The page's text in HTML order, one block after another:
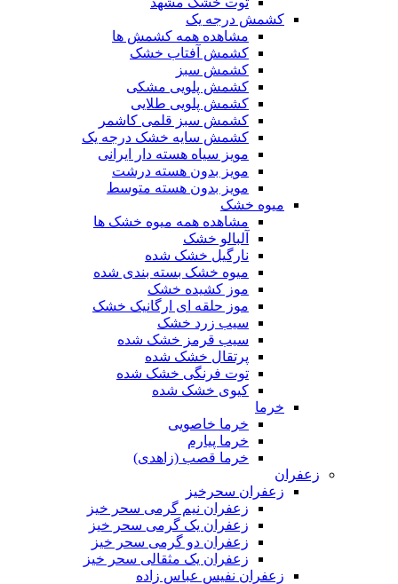
کشمش درجه یک
مشاهده همه کشمش ها
کشمش آفتاب خشک
کشمش سبز
کشمش پلویی مشکی
کشمش پلویی طلایی
کشمش سبز قلمی کاشمر
کشمش سایه خشک درجه یک
مویز سیاه هسته دار ایرانی
مویز بدون هسته درشت
مویز بدون هسته متوسط
میوه خشک
مشاهده همه میوه خشک ها
آلبالو خشک
نارگیل خشک شده
میوه خشک بسته بندی شده
موز کشیده خشک
موز حلقه ای ارگانیک خشک
سیب زرد خشک
سیب قرمز خشک شده
پرتقال خشک شده
توت فرنگی خشک شده
کیوی خشک شده
خرما
خرما خاصویی
خرما پیارم
خرما قصب (زاهدی)
زعفران
زعفران سحرخیز
زعفران نیم گرمی سحر خیز
زعفران یک گرمی سحر خیز
زعفران دو گرمی سحر خیز
زعفران یک مثقالی سحر خیز
زعفران نفیس عباس زاده